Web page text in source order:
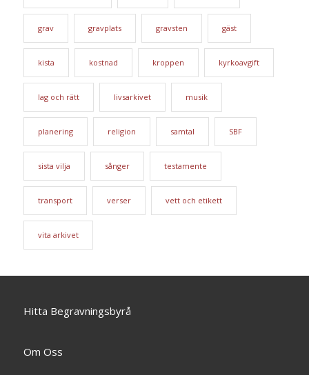
grav gravplats gravsten gäst
kista kostnad kroppen kyrkoavgift
lag och rätt livsarkivet musik
planering religion samtal SBF
sista vilja sånger testamente
transport verser vett och etikett
vita arkivet
Hitta Begravningsbyrå
Om Oss